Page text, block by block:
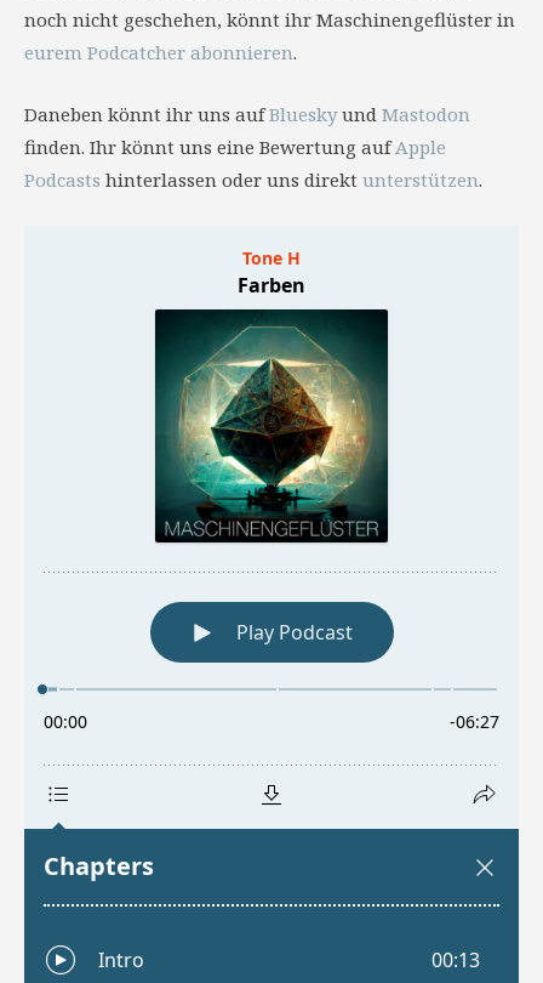
noch nicht geschehen, könnt ihr Maschinengeflüster in
eurem Podcatcher abonnieren.
Daneben könnt ihr uns aufBlueskyund Mastodon
finden. Ihr könnt uns eine Bewertung aufApple
Podcasts hinterlassen oder uns direkt unterstützen.